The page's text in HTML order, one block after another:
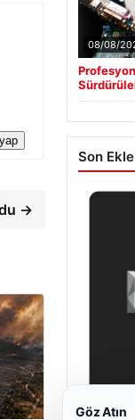
→
08/08/
Son
Göz Atın